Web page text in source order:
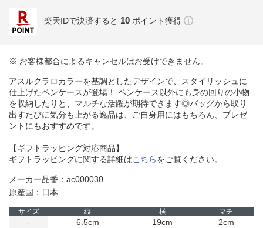
楽天IDで決済すると 10 ポイント獲得
※ お客様都合によるキャンセルはお受けできません。
アスルクラロカラーを基調としたデザインで、スタイリッシュに
仕上げたペンケースが登場！ ペンケース以外にも身の回りの小物
を収納したりと、マルチな活躍が期待できます◎バッグから取り
出すたびに気分も上がる逸品は、ご自身用にはもちろん、プレゼ
ントにもおすすめです。
【ギフトラッピング対応商品】
ギフトラッピングに関する詳細はこちらをご覧ください。
メーカー品番：ac000030
原産国：日本
サイズ 縦 横 マチ
- 6.5cm 19cm 2cm